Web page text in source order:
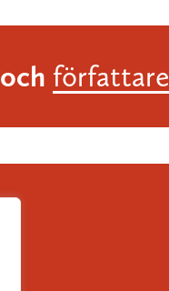
och författare